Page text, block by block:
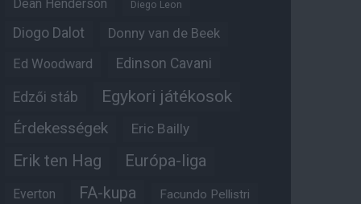
Dean Henderson Diego Leon
Diogo Dalot
Donny van de Beek
Ed Woodward
Edinson Cavani
Edzői stáb Egykori játékosok
Érdekességek Eric Bailly
Erik ten Hag Európa-liga
Everton FA-kupa Facundo Pellistri